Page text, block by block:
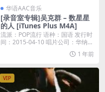
华语AAC音乐
[录音室专辑]吴克群 – 数星星
的人 [iTunes Plus M4A]
流派：POP流行 语种：国语 发行时
间：2015-04-10 唱片公司：华纳唱
1 年前
VIP